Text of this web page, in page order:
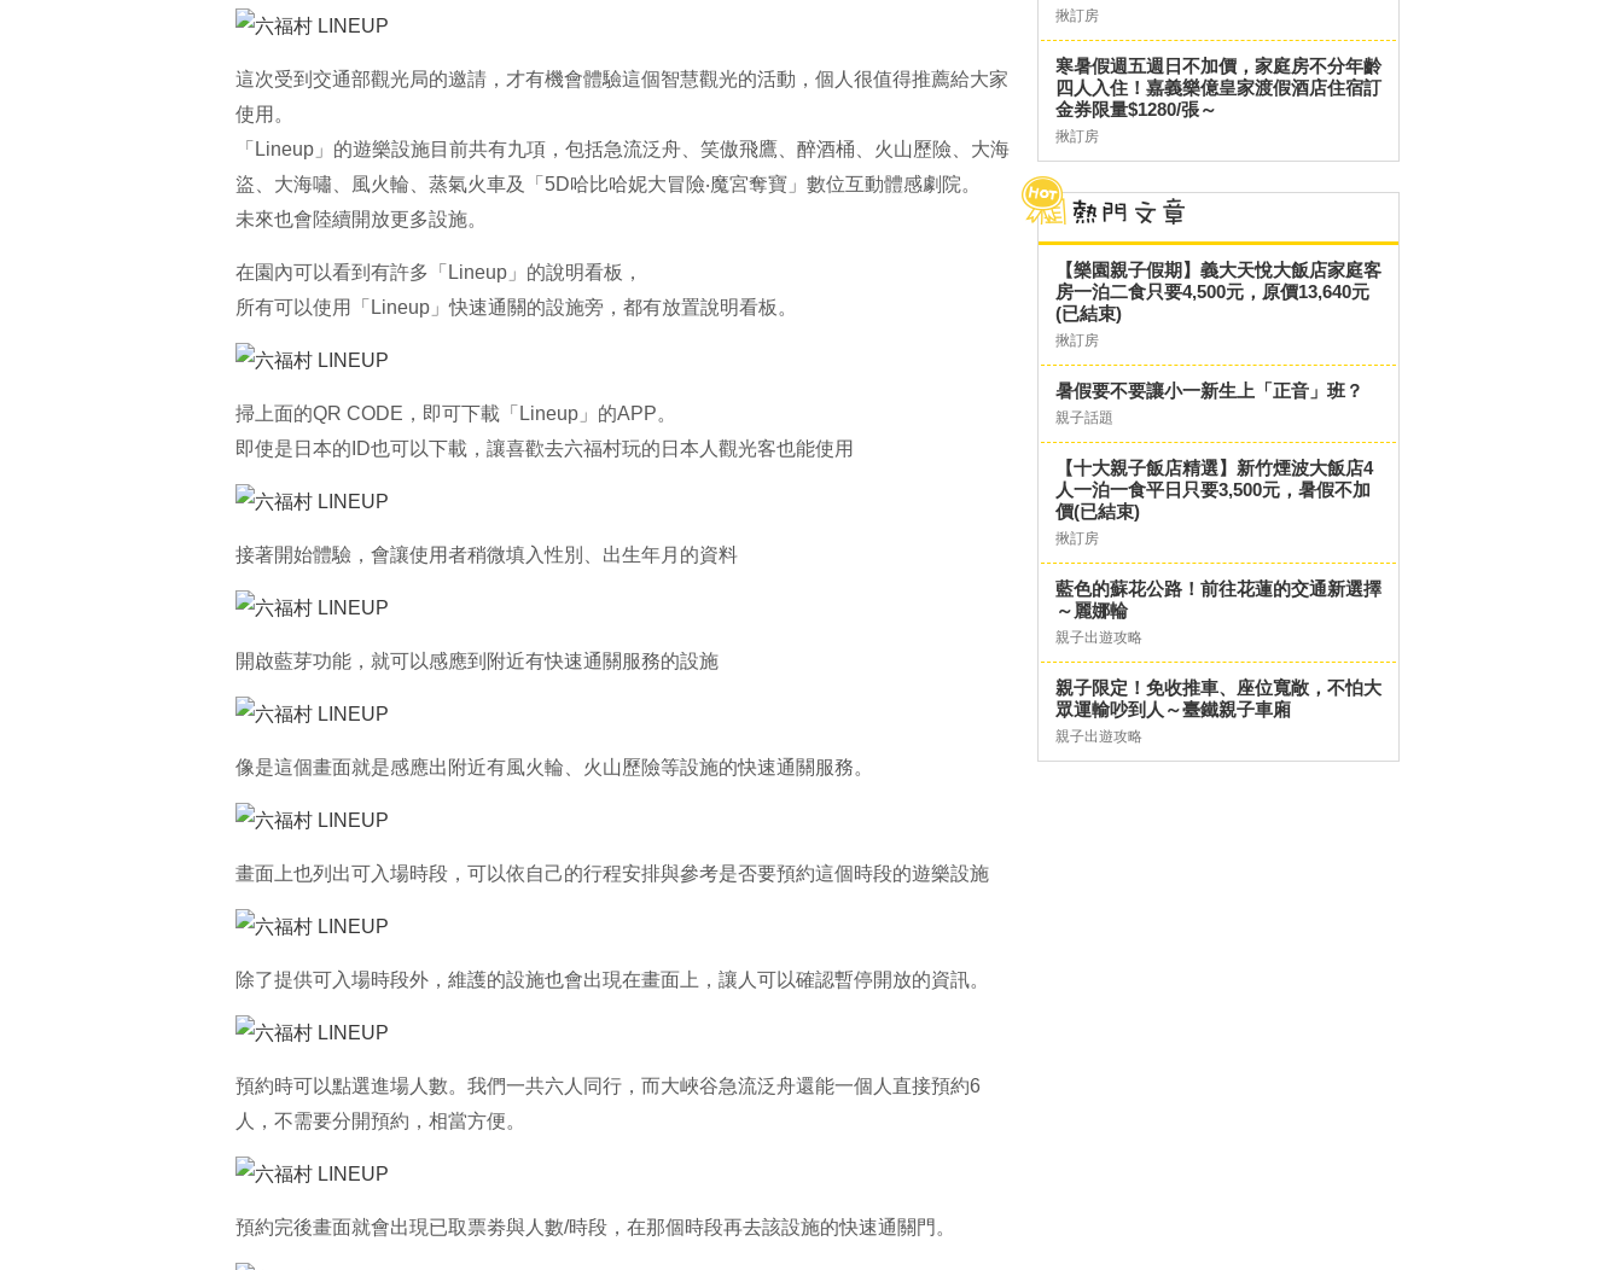
這次受到交通部觀光局的邀請，才有機會體驗這個智慧觀光的活動，個人很值得推薦給大家
使用。
「Lineup」的遊樂設施目前共有九項，包括急流泛舟、笑傲飛鷹、醉酒桶、火山歷險、大海
盜、大海嘯、風火輪、蒸氣火車及「5D哈比哈妮大冒險‧魔宮奪寶」數位互動體感劇院。
未來也會陸續開放更多設施。
在園內可以看到有許多「Lineup」的說明看板，
所有可以使用「Lineup」快速通關的設施旁，都有放置說明看板。
掃上面的QR CODE，即可下載「Lineup」的APP。
即使是日本的ID也可以下載，讓喜歡去六福村玩的日本人觀光客也能使用
接著開始體驗，會讓使用者稍微填入性別、出生年月的資料
開啟藍芽功能，就可以感應到附近有快速通關服務的設施
像是這個畫面就是感應出附近有風火輪、火山歷險等設施的快速通關服務。
畫面上也列出可入場時段，可以依自己的行程安排與參考是否要預約這個時段的遊樂設施
除了提供可入場時段外，維護的設施也會出現在畫面上，讓人可以確認暫停開放的資訊。
預約時可以點選進場人數。我們一共六人同行，而大峽谷急流泛舟還能一個人直接預約6
人，不需要分開預約，相當方便。
預約完後畫面就會出現已取票劵與人數/時段，在那個時段再去該設施的快速通關門。
揪訂房
寒暑假週五週日不加價，家庭房不分年齡
四人入住！嘉義樂億皇家渡假酒店住宿訂
金券限量$1280/張～
揪訂房
【樂園親子假期】義大天悅大飯店家庭客
房一泊二食只要4,500元，原價13,640元
(已結束)
揪訂房
暑假要不要讓小一新生上「正音」班？
親子話題
【十大親子飯店精選】新竹煙波大飯店4
人一泊一食平日只要3,500元，暑假不加
價(已結束)
揪訂房
藍色的蘇花公路！前往花蓮的交通新選擇
～麗娜輪
親子出遊攻略
親子限定！免收推車、座位寬敞，不怕大
眾運輸吵到人～臺鐵親子車廂
親子出遊攻略